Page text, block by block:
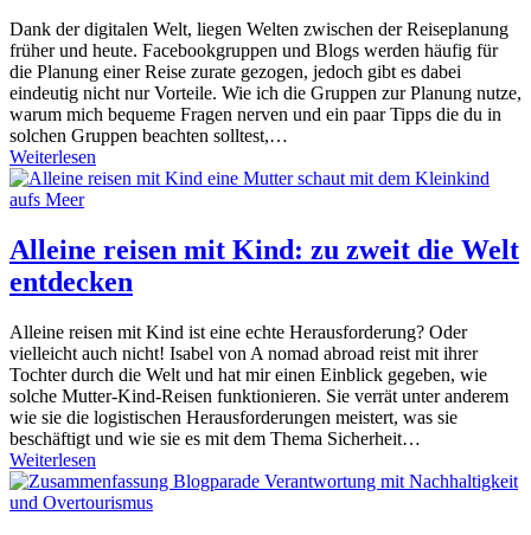
Dank der digitalen Welt, liegen Welten zwischen der Reiseplanung
früher und heute. Facebookgruppen und Blogs werden häufig für
die Planung einer Reise zurate gezogen, jedoch gibt es dabei
eindeutig nicht nur Vorteile. Wie ich die Gruppen zur Planung nutze,
warum mich bequeme Fragen nerven und ein paar Tipps die du in
solchen Gruppen beachten solltest,…
Weiterlesen
Alleine reisen mit Kind: zu zweit die Welt
entdecken
Alleine reisen mit Kind ist eine echte Herausforderung? Oder
vielleicht auch nicht! Isabel von A nomad abroad reist mit ihrer
Tochter durch die Welt und hat mir einen Einblick gegeben, wie
solche Mutter-Kind-Reisen funktionieren. Sie verrät unter anderem
wie sie die logistischen Herausforderungen meistert, was sie
beschäftigt und wie sie es mit dem Thema Sicherheit…
Weiterlesen